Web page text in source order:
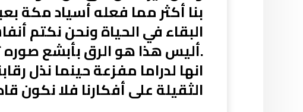
بنا أكثر مما فعله أسياد مكة
البقاء في الحياة ونحن نكتم
.أليس هذا هو الرق بأبشع صوره
انها لدراما مفزعة حينما نذل
الثقيلة على أفكارنا فلا نكون